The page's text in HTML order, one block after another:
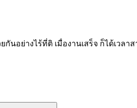
กันอย่างไร้ที่ติ เมื่องานเสร็จ ก็ได้เวล